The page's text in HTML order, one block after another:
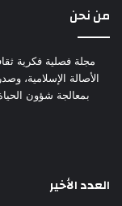
من نحن
مجلة فصلية فكرية
بمعالجة شؤون
العدد الأخير